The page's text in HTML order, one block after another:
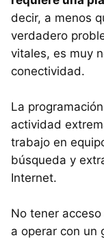
decir, a menos
verdadero
vitales, es muy
conectividad.
La
actividad
trabajo en
búsqueda y
Internet.
No tener
a operar con un